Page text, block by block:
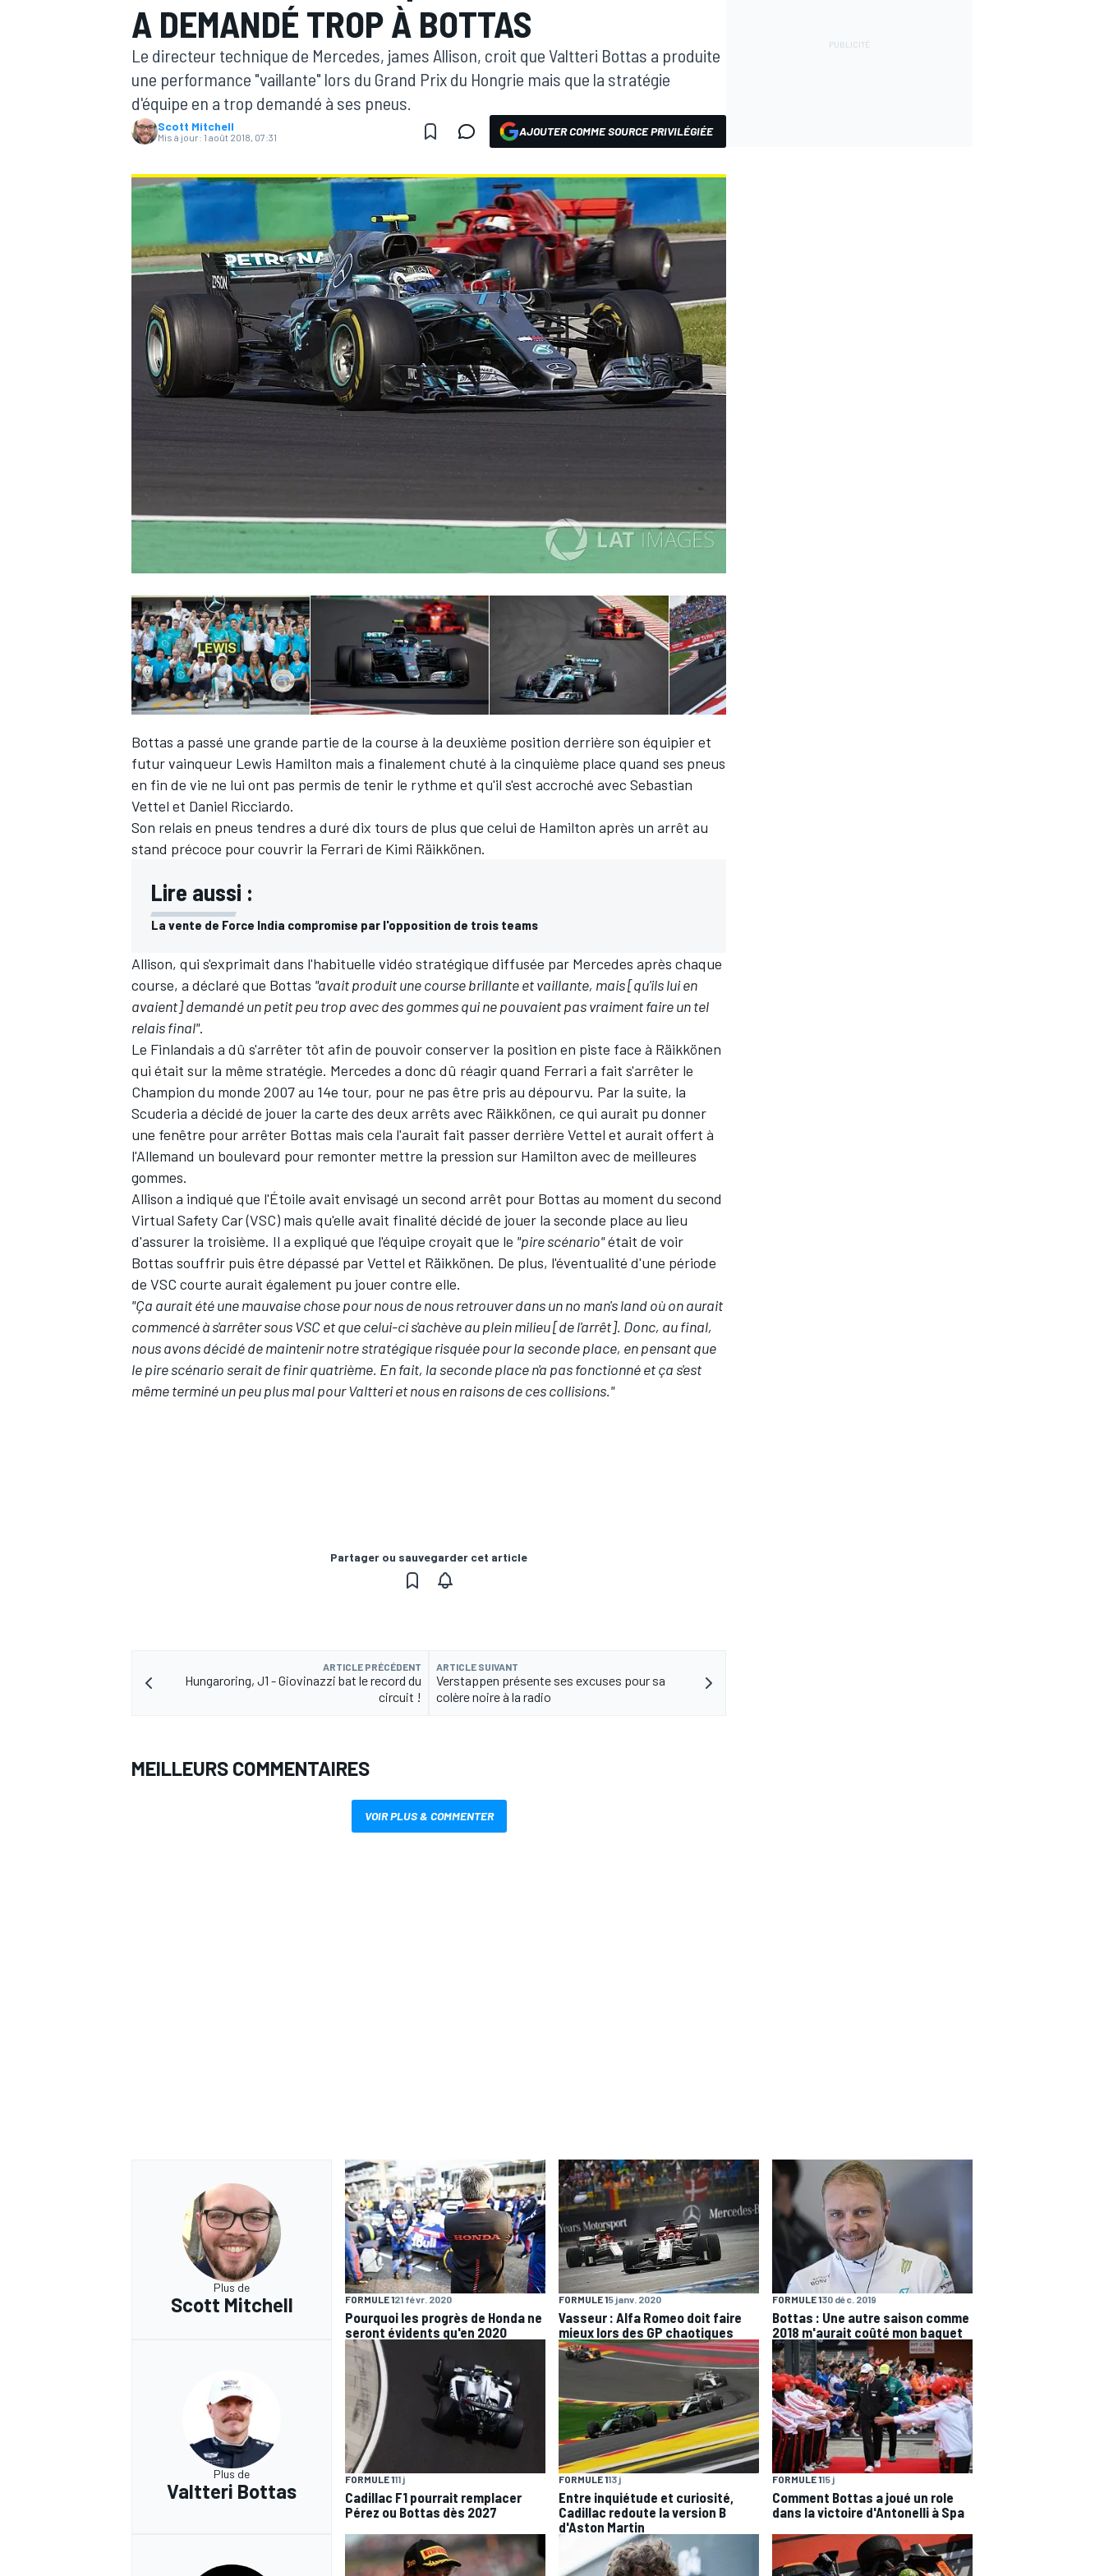
MOTOGP
WEC
A DEMANDÉ TROP À BOTTAS
Le directeur technique de Mercedes, james Allison, croit que Valtteri Bottas a produite
une performance "vaillante" lors du Grand Prix du Hongrie mais que la stratégie
d'équipe en a trop demandé à ses pneus.
Scott Mitchell
Mis à jour: 1 août 2018, 07:31 AJOUTER COMME SOURCE PRIVILÉGIÉE
Bottas a passé une grande partie de la course à la deuxième position derrière son équipier et
futur vainqueur Lewis Hamilton mais a finalement chuté à la cinquième place quand ses pneus
en fin de vie ne lui ont pas permis de tenir le rythme et qu'il s'est accroché avec Sebastian
Vettel et Daniel Ricciardo.
Son relais en pneus tendres a duré dix tours de plus que celui de Hamilton après un arrêt au
stand précoce pour couvrir la Ferrari de Kimi Räikkönen.
Lire aussi :
La vente de Force India compromise par l'opposition de trois teams
Allison, qui s'exprimait dans l'habituelle vidéo stratégique diffusée par Mercedes après chaque
course, a déclaré que Bottas "avait produit une course brillante et vaillante, mais [qu'ils lui en
avaient] demandé un petit peu trop avec des gommes qui ne pouvaient pas vraiment faire un tel
relais final".
Le Finlandais a dû s'arrêter tôt afin de pouvoir conserver la position en piste face à Räikkönen
qui était sur la même stratégie. Mercedes a donc dû réagir quand Ferrari a fait s'arrêter le
Champion du monde 2007 au 14e tour, pour ne pas être pris au dépourvu. Par la suite, la
Scuderia a décidé de jouer la carte des deux arrêts avec Räikkönen, ce qui aurait pu donner
une fenêtre pour arrêter Bottas mais cela l'aurait fait passer derrière Vettel et aurait offert à
l'Allemand un boulevard pour remonter mettre la pression sur Hamilton avec de meilleures
gommes.
Allison a indiqué que l'Étoile avait envisagé un second arrêt pour Bottas au moment du second
Virtual Safety Car (VSC) mais qu'elle avait finalité décidé de jouer la seconde place au lieu
d'assurer la troisième. Il a expliqué que l'équipe croyait que le "pire scénario"était de voir
Bottas souffrir puis être dépassé par Vettel et Räikkönen. De plus, l'éventualité d'une période
de VSC courte aurait également pu jouer contre elle.
"Ça aurait été une mauvaise chose pour nous de nous retrouver dans un no man's land où on aurait
commencé à s'arrêter sous VSC et que celui-ci s'achève au plein milieu [de l'arrêt]. Donc, au final,
nous avons décidé de maintenir notre stratégique risquée pour la seconde place, en pensant que
le pire scénario serait de finir quatrième. En fait, la seconde place n'a pas fonctionné et ça s'est
même terminé un peu plus mal pour Valtteri et nous en raisons de ces collisions."
Partager ou sauvegarder cet article
ARTICLE PRÉCÉDENT
Hungaroring, J1 - Giovinazzi bat le record du
circuit !
ARTICLE SUIVANT
Verstappen présente ses excuses pour sa
colère noire à la radio
MEILLEURS COMMENTAIRES
VOIR PLUS & COMMENTER
Plus de
Scott Mitchell FORMULE 121 févr. 2020
Pourquoi les progrès de Honda ne
seront évidents qu'en 2020
FORMULE 15 janv. 2020
Vasseur : Alfa Romeo doit faire
mieux lors des GP chaotiques
FORMULE 130 déc. 2019
Bottas : Une autre saison comme
2018 m'aurait coûté mon baquet
Plus de
Valtteri Bottas
FORMULE 111 j
Cadillac F1 pourrait remplacer
Pérez ou Bottas dès 2027
FORMULE 113 j
Entre inquiétude et curiosité,
Cadillac redoute la version B
d'Aston Martin
FORMULE 115 j
Comment Bottas a joué un role
dans la victoire d'Antonelli à Spa